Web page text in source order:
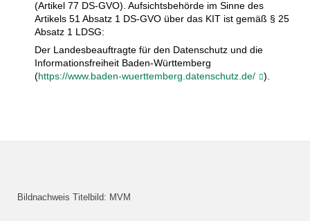
(Artikel 77 DS-GVO). Aufsichtsbehörde im Sinne des
Artikels 51 Absatz 1 DS-GVO über das KIT ist gemäß § 25
Absatz 1 LDSG:
Der Landesbeauftragte für den Datenschutz und die
Informationsfreiheit Baden-Württemberg
(https://www.baden-wuerttemberg.datenschutz.de/ ).
Bildnachweis Titelbild: MVM